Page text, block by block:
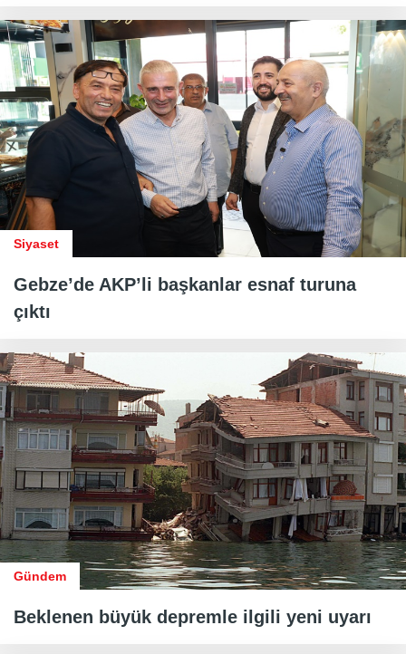
Siyaset
Gebze’de AKP’li başkanlar esnaf turuna
çıktı
Gündem
Beklenen büyük depremle ilgili yeni uyarı